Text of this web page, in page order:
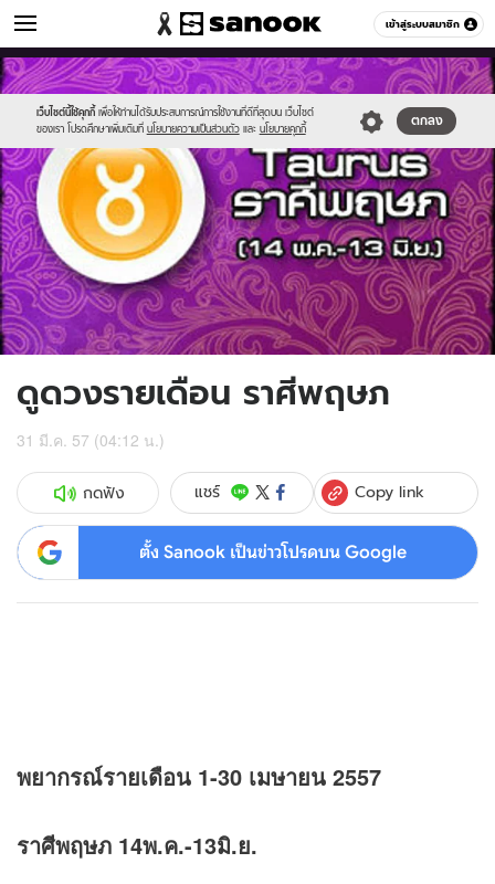
เข้าสู่ระบบสมาชิก
ดูดวง หมวดอื่นๆ
เว็บไซต์นี้ใช้คุกกี้ เพื่อให้ท่านได้รับประสบการณ์การใช้งานที่ดีที่สุดบน เว็บไซต์
ของเรา โปรดศึกษาเพิ่มเติมที่ นโยบายความเป็นส่วนตัว และ นโยบายคุกกี้
ตกลง
Sanook
//s.isanook.com/sr/0/images/logo-
new-
sanook.png
600
60
//s.isanook.com/ho/0/ud/12/61329/5taurus.jpg
ดูดวงรายเดือน ราศีพฤษภ
31 มี.ค. 57 (04:12 น.)
กดฟัง แชร์ Copy link
ตั้ง Sanook เป็นข่าวโปรดบน Google
พยากรณ์รายเดือน 1-30 เมษายน 2557
ราศีพฤษภ 14พ.ค.-13มิ.ย.